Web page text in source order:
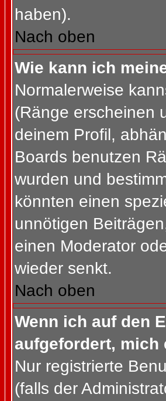
haben).
Nach oben
Wie kann ich
Normalerweise
(Ränge erscheinen
deinem Profil,
Boards benutzen
wurden und
könnten einen
unnötigen
einen Moderator
wieder senkt.
Nach oben
Wenn ich auf den
aufgefordert, mich
Nur registrierte
(falls der